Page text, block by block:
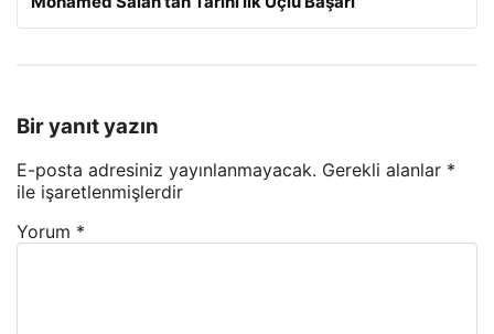
Bir yanıt yazın
E-posta adresiniz yayınlanmayacak. Gerekli alanlar *
ile işaretlenmişlerdir
Yorum *